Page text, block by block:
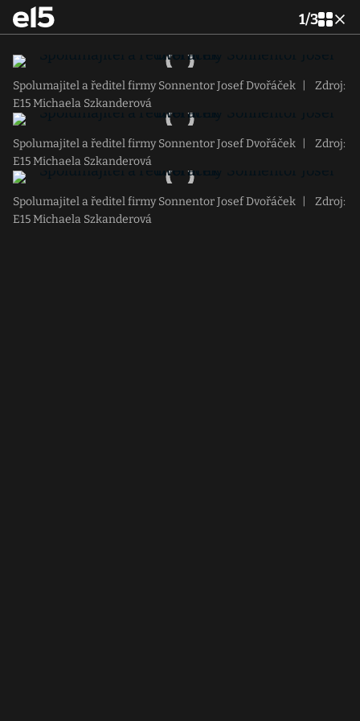
1/3
Spolumajitel a ředitel firmy Sonnentor Josef Dvořáček
Zdroj:
E15 Michaela Szkanderová
Spolumajitel a ředitel firmy Sonnentor Josef Dvořáček
Zdroj:
E15 Michaela Szkanderová
Spolumajitel a ředitel firmy Sonnentor Josef Dvořáček
Zdroj:
E15 Michaela Szkanderová